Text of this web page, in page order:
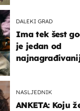
DALEKI GRAD
Ima tek šest
je jedan od
NASLJEDNIK
ANKETA: Koju